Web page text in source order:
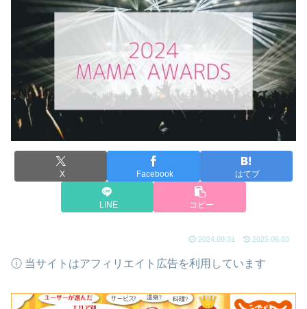
X Facebook はてブ
LINE コピー
2024.08.31 2025.06.03
ⓘ 当サイトはアフィリエイト広告を利用しています